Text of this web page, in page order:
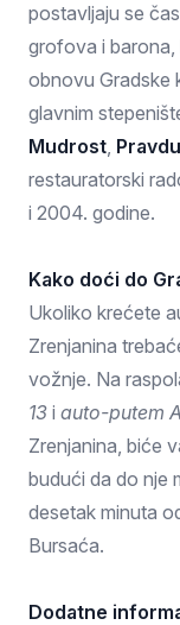
postavljaju se
grofova i barona,
obnovu Gradske
glavnim
Mudrost, Pravdu
restauratorski
i 2004. godine.
Kako doći do
Ukoliko krećete
Zrenjanina
vožnje. Na
13 i auto-putem
Zrenjanina, biće
budući da do nje
desetak minuta
Bursaća.
Dodatne